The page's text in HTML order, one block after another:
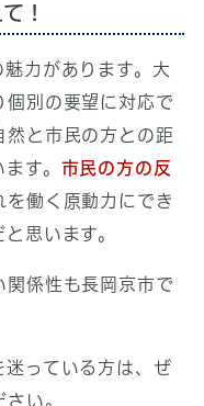
！
力があります。大
個別の要望に対応で
然と市民の方との距
す。 市民の方の反
を働く原動力にでき
思います。
関係性も長岡京市で
迷っている方は、ぜ
い。